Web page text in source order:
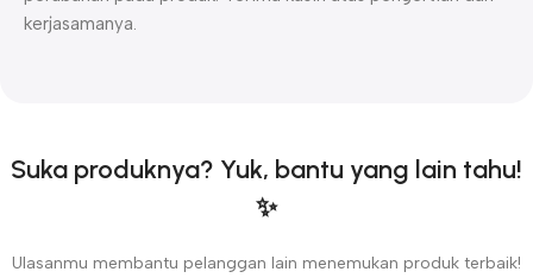
kerjasamanya.
Suka produknya? Yuk, bantu yang lain tahu!
✨
Ulasanmu membantu pelanggan lain menemukan produk terbaik!